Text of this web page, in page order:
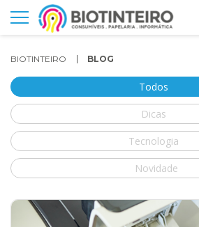
BIOTINTEIRO BLOG
Todos
Dicas
Tecnologia
Novidade